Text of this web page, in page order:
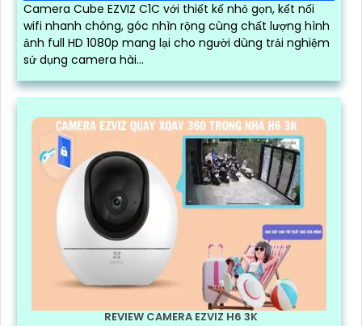
Camera Cube EZVIZ C1C với thiết kế nhỏ gọn, kết nối
wifi nhanh chóng, góc nhìn rộng cùng chất lượng hình
ảnh full HD 1080p mang lại cho người dùng trải nghiệm
sử dụng camera hài...
REVIEW CAMERA EZVIZ H6 3K